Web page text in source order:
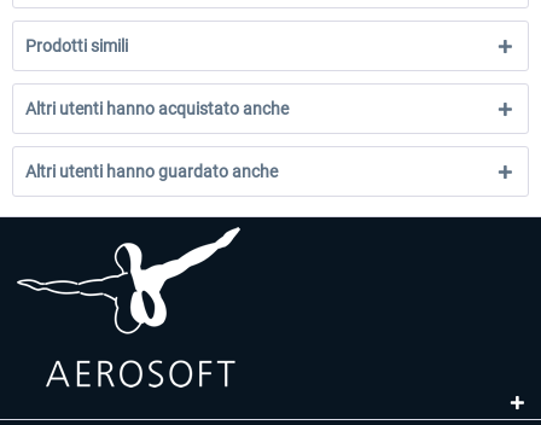
Prodotti simili
Altri utenti hanno acquistato anche
Altri utenti hanno guardato anche